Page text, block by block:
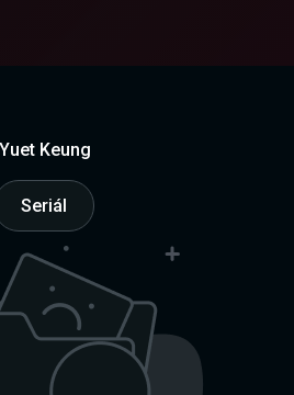
Keung
Seriál